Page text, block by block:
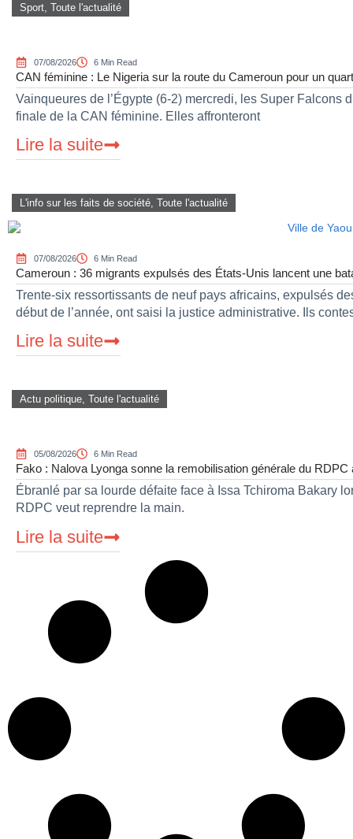
Sport Toute l'actualité
07/08/2026 6 Min Read
CAN féminine : Le Nigeria sur la route du Cameroun pour un
Vainqueures de l’Égypte (6-2) mercredi, les Super Falcons
finale de la CAN féminine. Elles affronteront
Lire la suite
L'info sur les faits de société, Toute l'actualité
07/08/2026 6 Min Read
Cameroun : 36 migrants expulsés des États-Unis lancent une
Trente-six ressortissants de neuf pays africains, expulsés
début de l’année, ont saisi la justice administrative. Ils
Lire la suite
Actu politique, Toute l'actualité
05/08/2026 6 Min Read
Fako : Nalova Lyonga sonne la remobilisation générale du
Ébranlé par sa lourde défaite face à Issa Tchiroma Bakary
RDPC veut reprendre la main.
Lire la suite